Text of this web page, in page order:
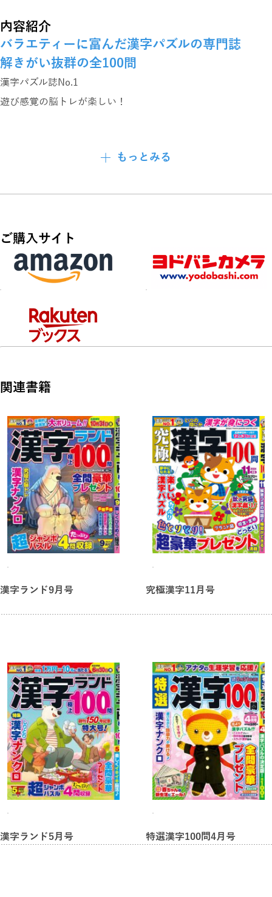
内容紹介
バラエティーに富んだ漢字パズルの専門誌
解きがい抜群の全100問
漢字パズル誌No.1
遊び感覚の脳トレが楽しい！
厳選の漢字パズルたっぷり
図書カード5千円を10名様にプレゼント!!
ブランド品・現金・金券どっさり
超豪華プレゼント満載!!
もっとみる
ご購入サイト
関連書籍
漢字ランド9月号 究極漢字11月号
漢字ランド5月号 特選漢字100問4月号